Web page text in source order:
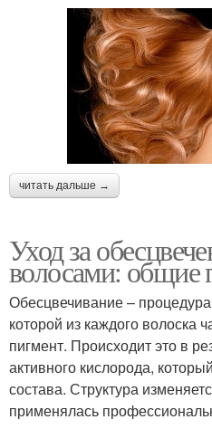
читать дальше →
Уход за
волосами: общие
Обесцвечивание –
которой из каждого волоска
пигмент. Происходит это в
активного кислорода,
состава. Структура
применялась